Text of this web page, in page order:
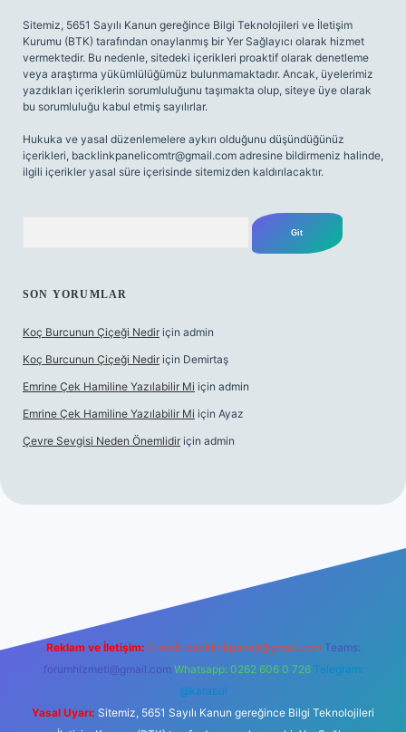
Sitemiz, 5651 Sayılı Kanun gereğince Bilgi Teknolojileri ve İletişim
Kurumu (BTK) tarafından onaylanmış bir Yer Sağlayıcı olarak hizmet
vermektedir. Bu nedenle, sitedeki içerikleri proaktif olarak denetleme
veya araştırma yükümlülüğümüz bulunmamaktadır. Ancak, üyelerimiz
yazdıkları içeriklerin sorumluluğunu taşımakta olup, siteye üye olarak
bu sorumluluğu kabul etmiş sayılırlar.
Hukuka ve yasal düzenlemelere aykırı olduğunu düşündüğünüz
içerikleri, backlinkpanelicomtr@gmail.com adresine bildirmeniz halinde,
ilgili içerikler yasal süre içerisinde sitemizden kaldırılacaktır.
SON YORUMLAR
Koç Burcunun Çiçeği Nedir için admin
Koç Burcunun Çiçeği Nedir için Demirtaş
Emrine Çek Hamiline Yazılabilir Mi için admin
Emrine Çek Hamiline Yazılabilir Mi için Ayaz
Çevre Sevgisi Neden Önemlidir için admin
Reklam ve İletişim: E-mail: backlinkpaneli@gmail.com Teams:
forumhizmeti@gmail.com Whatsapp: 0262 606 0 726 Telegram:
@karabul
Yasal Uyarı: Sitemiz, 5651 Sayılı Kanun gereğince Bilgi Teknolojileri